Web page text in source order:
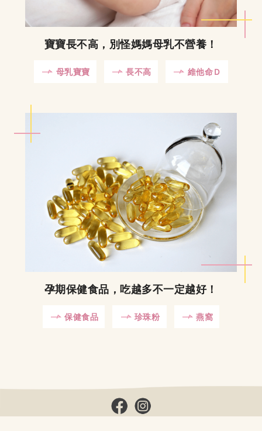
寶寶長不高，別怪媽媽母乳不營養！
母乳寶寶 長不高 維他命Ｄ
孕期保健食品，吃越多不一定越好！
保健食品 珍珠粉 燕窩